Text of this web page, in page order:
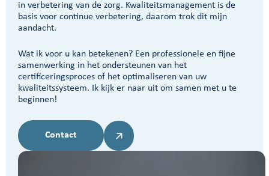
in verbetering van de zorg. Kwaliteitsmanagement is de
basis voor continue verbetering, daarom trok dit mijn
aandacht.
Wat ik voor u kan betekenen? Een professionele en fijne
samenwerking in het ondersteunen van het
certificeringsproces of het optimaliseren van uw
kwaliteitssysteem. Ik kijk er naar uit om samen met u te
beginnen!
Contact